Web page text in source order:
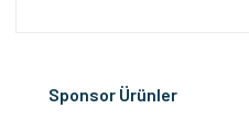
Sponsor Ürünler